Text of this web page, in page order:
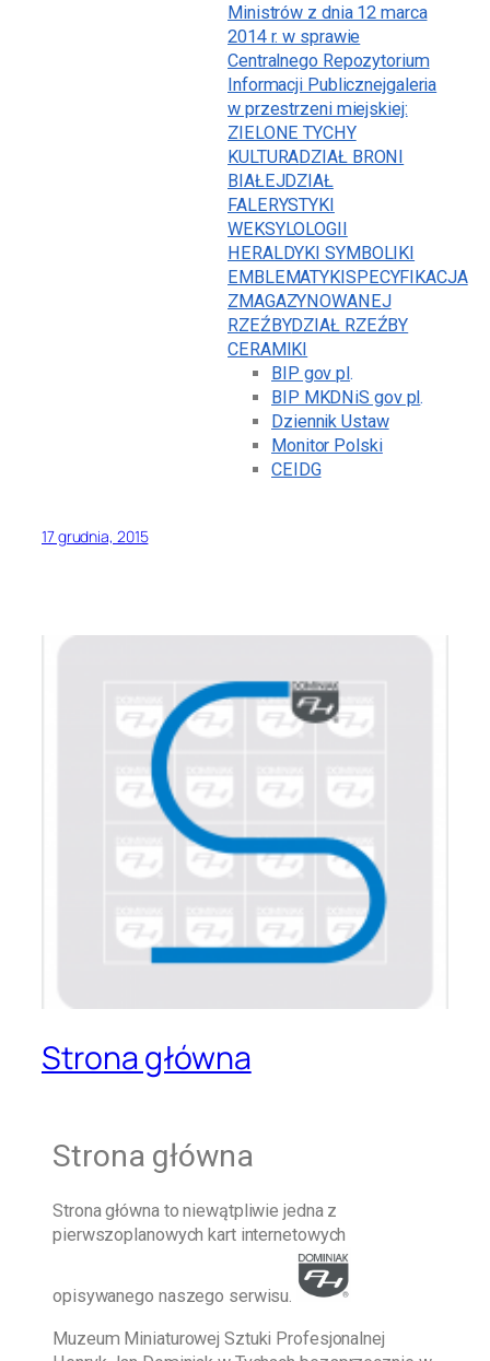
Ministrów z dnia 12 marca
2014 r. w sprawie
Centralnego Repozytorium
Informacji Publicznejgaleria
w przestrzeni miejskiej:
ZIELONE TYCHY
KULTURADZIAŁ BRONI
BIAŁEJDZIAŁ
FALERYSTYKI
WEKSYLOLOGII
HERALDYKI SYMBOLIKI
EMBLEMATYKISPECYFIKACJA
ZMAGAZYNOWANEJ
RZEŹBYDZIAŁ RZEŹBY
CERAMIKI
BIP gov pl.
BIP MKDNiS gov pl.
Dziennik Ustaw
Monitor Polski
CEIDG
17 grudnia, 2015
Strona główna
Strona główna
Strona głównato niewątpliwie jedna z
pierwszoplanowych kart internetowych
opisywanego naszego serwisu.
Muzeum Miniaturowej Sztuki Profesjonalnej